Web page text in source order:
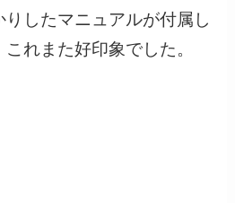
したマニュアルが付属し
れまた好印象でした。